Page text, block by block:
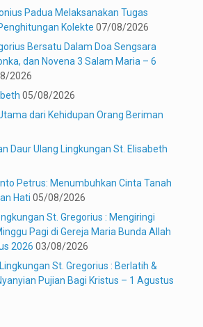
Padua Melaksanakan Tugas
Kolekte 07/08/2026
Bersatu Dalam Doa Sengsara
dan Novena 3 Salam Maria – 6
2026
05/08/2026
dari Kehidupan Orang Beriman
Daur Ulang Lingkungan St. Elisabeth
Petrus: Menumbuhkan Cinta Tanah
Hati 05/08/2026
St. Gregorius : Mengiringi
Pagi di Gereja Maria Bunda Allah
2026 03/08/2026
St. Gregorius : Berlatih &
Pujian Bagi Kristus – 1 Agustus